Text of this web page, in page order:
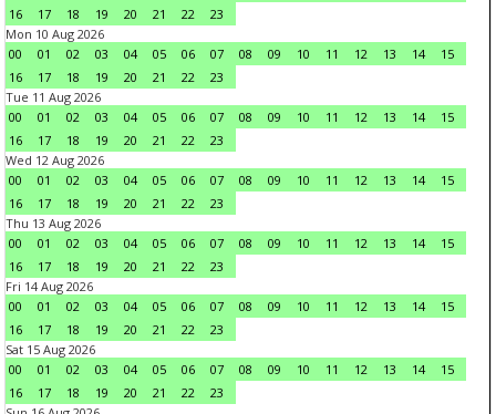
16
17 18 19 20 21 22
23
Mon 10 Aug 2026
00
01 02 03 04 05 06 07 08 09 10 11 12 13 14
15
16
17 18 19 20 21 22
23
Tue 11 Aug 2026
00
01 02 03 04 05 06 07 08 09 10 11 12 13 14
15
16
17 18 19 20 21 22
23
Wed 12 Aug 2026
00
01 02 03 04 05 06 07 08 09 10 11 12 13 14
15
16
17 18 19 20 21 22
23
Thu 13 Aug 2026
00
01 02 03 04 05 06 07 08 09 10 11 12 13 14
15
16
17 18 19 20 21 22
23
Fri 14 Aug 2026
00
01 02 03 04 05 06 07 08 09 10 11 12 13 14
15
16
17 18 19 20 21 22
23
Sat 15 Aug 2026
00
01 02 03 04 05 06 07 08 09 10 11 12 13 14
15
16
17 18 19 20 21 22
23